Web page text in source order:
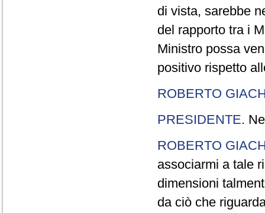
di vista, sarebbe
del rapporto tra i
Ministro possa
positivo rispetto
ROBERTO
PRESIDENTE.
ROBERTO
associarmi a tale
dimensioni
da ciò che